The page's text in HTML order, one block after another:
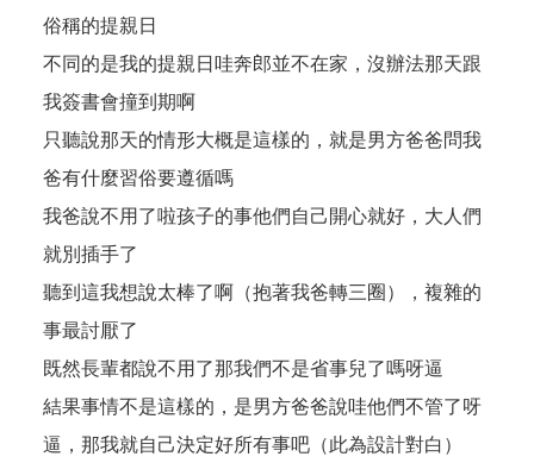
俗稱的提親日
不同的是我的提親日哇奔郎並不在家，沒辦法那天跟
我簽書會撞到期啊
只聽說那天的情形大概是這樣的，就是男方爸爸問我
爸有什麼習俗要遵循嗎
我爸說不用了啦孩子的事他們自己開心就好，大人們
就別插手了
聽到這我想說太棒了啊（抱著我爸轉三圈），複雜的
事最討厭了
既然長輩都說不用了那我們不是省事兒了嗎呀逼
結果事情不是這樣的，是男方爸爸說哇他們不管了呀
逼，那我就自己決定好所有事吧（此為設計對白）